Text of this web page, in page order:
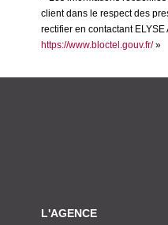
client dans le respect des
rectifier en contactant
https://www.bloctel.gouv.fr/»
L'AGENCE